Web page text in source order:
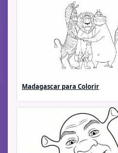
Madagascar para Colorir